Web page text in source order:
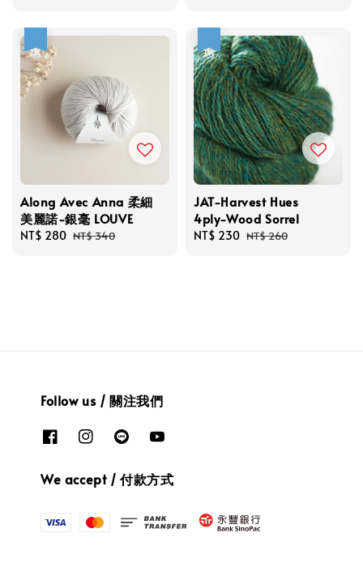
Along Avec Anna 柔細
美麗諾-銀毫 LOUVE
Sale
NT$ 280 Regular
NT$ 340
JAT-Harvest Hues
4ply-Wood Sorrel
Sale
NT$ 230 Regular
NT$ 260
Follow us / 關注我們
We accept / 付款方式